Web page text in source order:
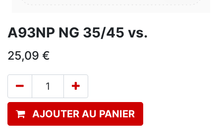
A93NP NG 35/45 vs.
25,09 €
AJOUTER AU PANIER